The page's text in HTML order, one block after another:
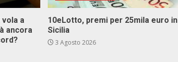
a
ancora
10eLotto, premi per 25mila euro in
Sicilia
3 Agosto 2026